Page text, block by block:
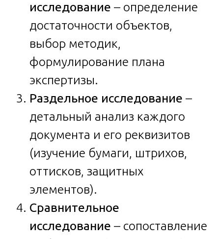
исследование – определение
достаточности объектов,
выбор методик,
формулирование плана
экспертизы.
Раздельное исследование –
детальный анализ каждого
документа и его реквизитов
(изучение бумаги, штрихов,
оттисков, защитных
элементов).
Сравнительное
исследование – сопоставление